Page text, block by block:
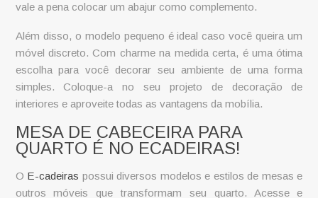
vale a pena colocar um abajur como complemento.
Além disso, o modelo pequeno é ideal caso você queira um
móvel discreto. Com charme na medida certa, é uma ótima
escolha para você decorar seu ambiente de uma forma
simples. Coloque-a no seu projeto de decoração de
interiores e aproveite todas as vantagens da mobília.
MESA DE CABECEIRA PARA
QUARTO É NO ECADEIRAS!
O E-cadeiras possui diversos modelos e estilos de mesas e
outros móveis que transformam seu quarto. Acesse e